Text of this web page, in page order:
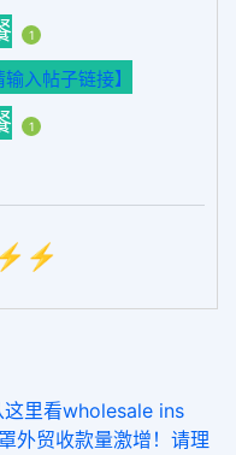
1
入帖子链接】
1
这里看wholesale ins
外贸收款量激增！请理